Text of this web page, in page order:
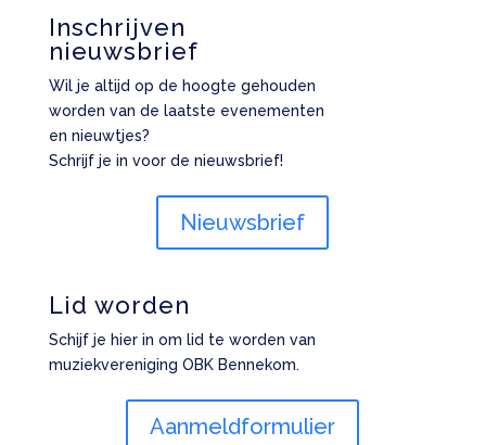
Inschrijven
nieuwsbrief
Wil je altijd op de hoogte gehouden
worden van de laatste evenementen
en nieuwtjes?
Schrijf je in voor de nieuwsbrief!
Nieuwsbrief
Lid worden
Schijf je hier in om lid te worden van
muziekvereniging OBK Bennekom.
Aanmeldformulier